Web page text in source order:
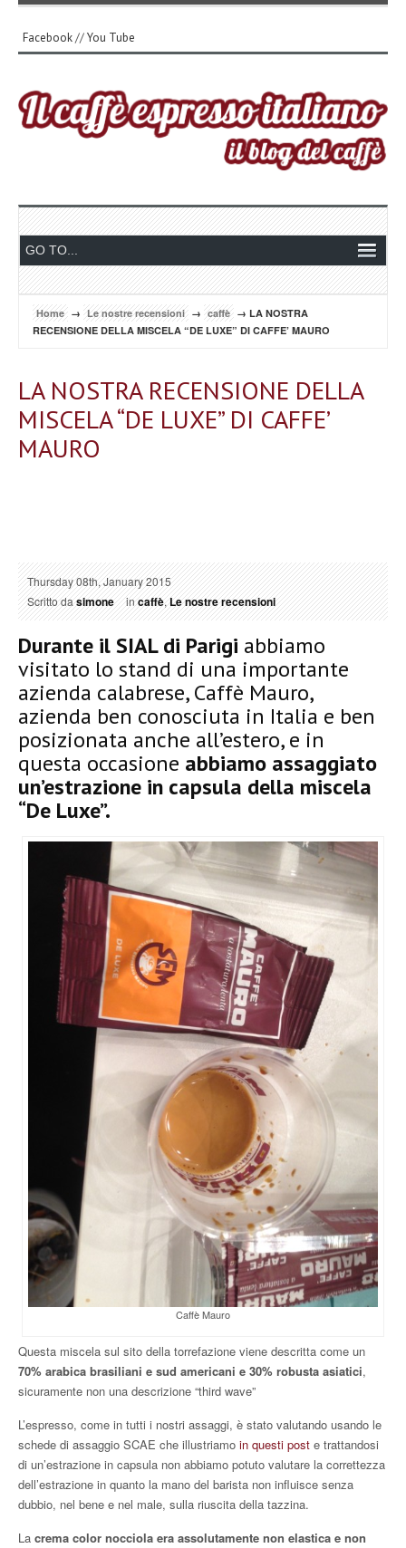
Facebook//You Tube
Home → Le nostre recensioni → caffè → LA NOSTRA
RECENSIONE DELLA MISCELA “DE LUXE” DI CAFFE’ MAURO
LA NOSTRA RECENSIONE DELLA
MISCELA “DE LUXE” DI CAFFE’
MAURO
Thursday 08th, January 2015
Scritto dasimone incaffè,Le nostre recensioni
Durante il SIAL di Parigi abbiamo
visitato lo stand di una importante
azienda calabrese, Caffè Mauro,
azienda ben conosciuta in Italia e ben
posizionata anche all’estero, e in
questa occasione abbiamo assaggiato
un’estrazione in capsula della miscela
“De Luxe”.
Caffè Mauro
Questa miscela sul sito della torrefazione viene descritta come un
70% arabica brasiliani e sud americani e 30% robusta asiatici,
sicuramente non una descrizione “third wave”
L’espresso, come in tutti i nostri assaggi, è stato valutando usando le
schede di assaggio SCAE che illustriamo in questi post e trattandosi
di un’estrazione in capsula non abbiamo potuto valutare la correttezza
dell’estrazione in quanto la mano del barista non influisce senza
dubbio, nel bene e nel male, sulla riuscita della tazzina.
La crema color nocciola era assolutamente non elastica e non